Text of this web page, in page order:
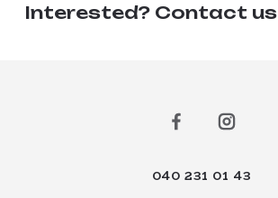
Interested? Contact us
040 231 01 43